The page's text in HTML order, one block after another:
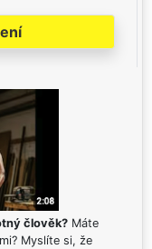
člověk? Máte
Myslíte si, že